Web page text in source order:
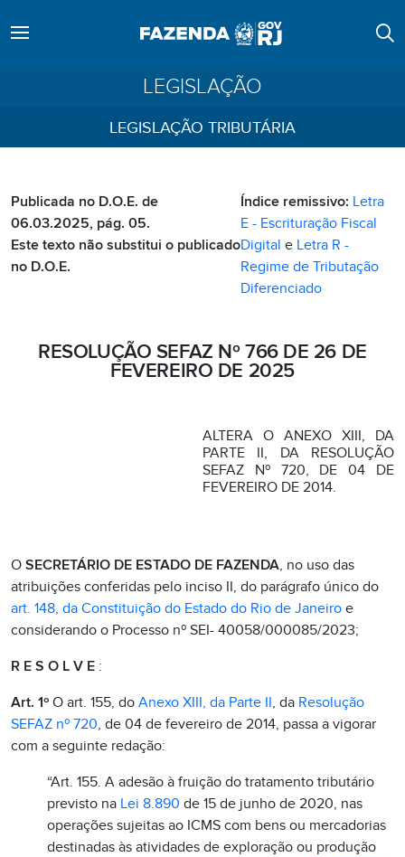
LEGISLAÇÃO
LEGISLAÇÃO TRIBUTÁRIA
Publicada no D.O.E. de
06.03.2025, pág. 05.
Este texto não substitui o publicado
no D.O.E.
Índice remissivo: Letra
E - Escrituração Fiscal
Digital e Letra R -
Regime de Tributação
Diferenciado
RESOLUÇÃO SEFAZ Nº 766 DE 26 DE
FEVEREIRO DE 2025
ALTERA O ANEXO XIII, DA
PARTE II, DA RESOLUÇÃO
SEFAZ Nº 720, DE 04 DE
FEVEREIRO DE 2014.
O SECRETÁRIO DE ESTADO DE FAZENDA, no uso das
atribuições conferidas pelo inciso II, do parágrafo único do
art. 148, da Constituição do Estado do Rio de Janeiro e
considerando o Processo nº SEI- 40058/000085/2023;
R E S O L V E :
Art. 1º O art. 155, do Anexo XIII, da Parte II, da Resolução
SEFAZ nº 720, de 04 de fevereiro de 2014, passa a vigorar
com a seguinte redação:
“Art. 155. A adesão à fruição do tratamento tributário
previsto na Lei 8.890 de 15 de junho de 2020, nas
operações sujeitas ao ICMS com bens ou mercadorias
destinadas às atividades de exploração ou produção